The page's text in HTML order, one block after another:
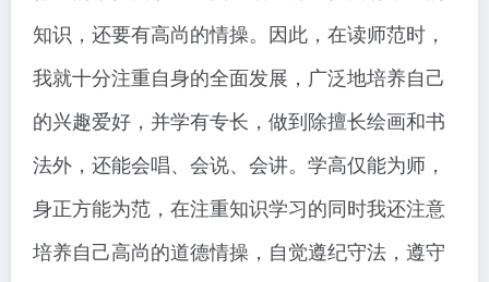
知识，还要有高尚的情操。因此，在读师范时，
我就十分注重自身的全面发展，广泛地培养自己
的兴趣爱好，并学有专长，做到除擅长绘画和书
法外，还能会唱、会说、会讲。学高仅能为师，
身正方能为范，在注重知识学习的同时我还注意
培养自己高尚的道德情操，自觉遵纪守法，遵守